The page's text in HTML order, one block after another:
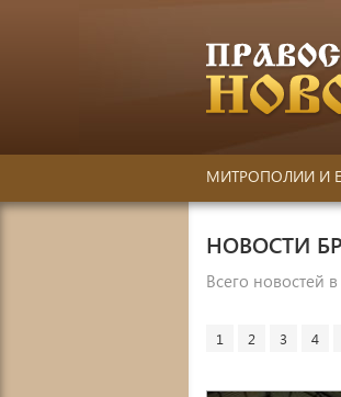
МИТРОПОЛИИ И
НОВОСТИ
Всего новостей
1 2 3 4